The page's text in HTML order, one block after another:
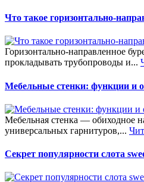
Что такое горизонтально-
Горизонтально-направленное
прокладывать трубопроводы и...
Мебельные стенки: функции и
Мебельная стенка — обиходное
универсальных гарнитуров,...
Секрет популярности слота